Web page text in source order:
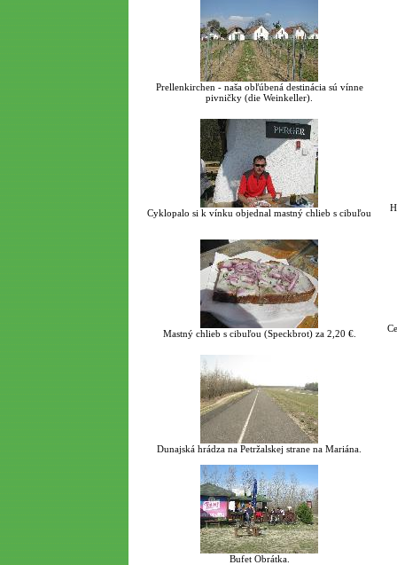
Prellenkirchen - naša obľúbená destinácia sú vínne
pivničky (die Weinkeller).
Cyklopalo si k vínku objednal mastný chlieb s cibuľou
Mastný chlieb s cibuľou (Speckbrot) za 2,20 €.
Dunajská hrádza na Petržalskej strane na Mariána.
Bufet Obrátka.